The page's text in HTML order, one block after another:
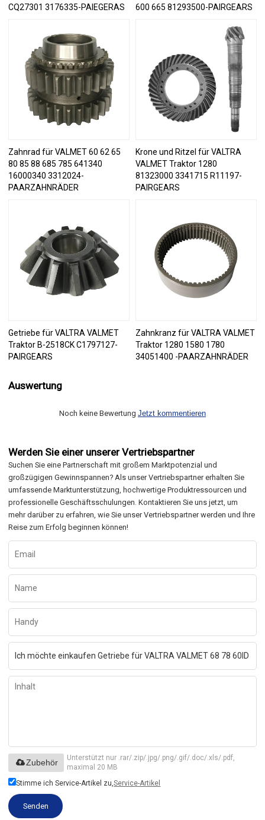
CQ27301 3176335-PAIEGERAS 600 665 81293500-PAIRGEARS
Zahnrad für VALMET 60 62 65
80 85 88 685 785 641340
16000340 3312024-
PAARZAHNRÄDER
Krone und Ritzel für VALTRA
VALMET Traktor 1280
81323000 3341715 R11197-
PAIRGEARS
Getriebe für VALTRA VALMET
Traktor B-2518CK C1797127-
PAIRGEARS
Zahnkranz für VALTRA VALMET
Traktor 1280 1580 1780
34051400 -PAARZAHNRÄDER
Auswertung
Noch keine Bewertung Jetzt kommentieren
Werden Sie einer unserer Vertriebspartner
Suchen Sie eine Partnerschaft mit großem Marktpotenzial und
großzügigen Gewinnspannen? Als unser Vertriebspartner erhalten Sie
umfassende Marktunterstützung, hochwertige Produktressourcen und
professionelle Geschäftsschulungen. Kontaktieren Sie uns jetzt, um
mehr darüber zu erfahren, wie Sie unser Vertriebspartner werden und Ihre
Reise zum Erfolg beginnen können!
Unterstützt nur .rar/.zip/.jpg/.png/.gif/.doc/.xls/.pdf,
maximal 20 MB
Zubehör
Stimme ich Service-Artikel zu,Service-Artikel
Senden